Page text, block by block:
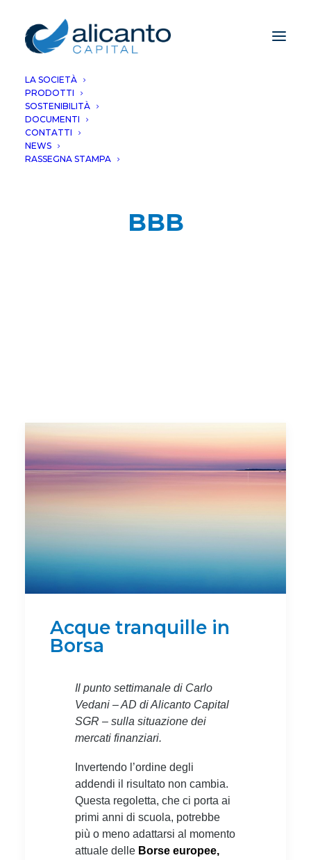
LA SOCIETÀ
PRODOTTI
SOSTENIBILITÀ
DOCUMENTI
CONTATTI
NEWS
RASSEGNA STAMPA
BBB
Acque tranquille in
Borsa
Il punto settimanale di Carlo
Vedani – AD di Alicanto Capital
SGR – sulla situazione dei
mercati finanziari.
Invertendo l’ordine degli
addendi il risultato non cambia.
Questa regoletta, che ci porta ai
primi anni di scuola, potrebbe
più o meno adattarsi al momento
attuale delle Borse europee,